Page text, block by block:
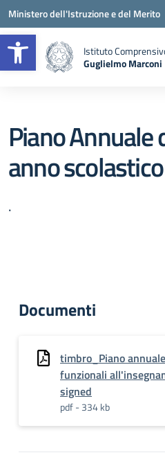
Apri la barra
Vai ai contenuti
Vai al menu di navigazione
Vai al footer
Ministero dell'Istruzione e del Merito
Istituto
Guglielmo Marconi
— Visita la pagina
Piano
anno
.
Documenti
timbro_Piano
funzionali
signed
pdf - 334 kb